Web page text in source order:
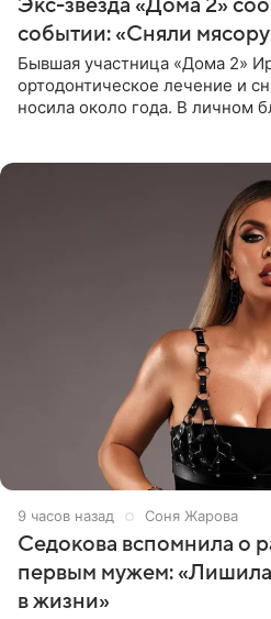
Экс-звезда «Дома 2»
событии: «Сняли
Бывшая участница «Дома 2»
ортодонтическое лечение и
носила около года. В личном
9 часов назад Соня Жарова
Седокова вспомнила о
первым мужем:
в жизни»